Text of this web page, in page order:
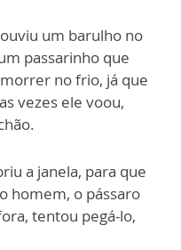
um barulho no
passarinho que
no frio, já que
vezes ele voou,
a janela, para que
homem, o pássaro
tentou pegá-lo,